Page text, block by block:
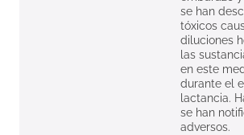
se han
tóxicos
diluciones
las
en este
durante el
lactancia.
se han
adversos.